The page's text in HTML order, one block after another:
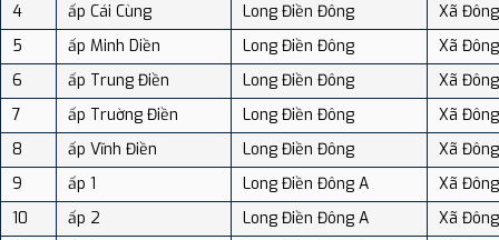
4
ấp Cái Cùng Long Điền Đông
Xã
5
ấp Minh Diền Long Điền Đông
Xã
6
ấp Trung Điền Long Điền Đông
Xã
7
ấp Truờng Điền Long Điền Đông
Xã
8
ấp Vĩnh Điền Long Điền Đông
Xã
9
ấp 1 Long Điền Đông A
Xã
10
ấp 2 Long Điền Đông A
Xã